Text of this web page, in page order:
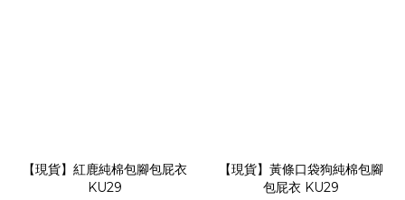
【現貨】紅鹿純棉包腳包屁衣
KU29
【現貨】黃條口袋狗純棉包腳
包屁衣 KU29